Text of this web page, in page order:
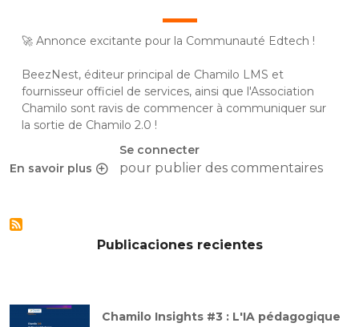
En savoir plus
sur Chamilo 2.0 : Annonce excitante pour la Communauté
Se connecter
pour publier des commentaires
🚀 Annonce excitante pour la Communauté Edtech !
BeezNest, éditeur principal de Chamilo LMS et
fournisseur officiel de services, ainsi que l'Association
Chamilo sont ravis de commencer à communiquer sur
la sortie de Chamilo 2.0 !
Publicaciones recientes
Chamilo Insights #3 : L'IA pédagogique